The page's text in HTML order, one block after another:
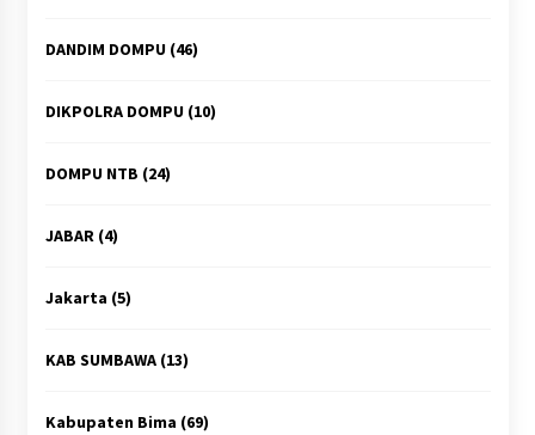
DANDIM DOMPU(46)
DIKPOLRA DOMPU(10)
DOMPU NTB (24)
JABAR(4)
Jakarta (5)
KAB SUMBAWA(13)
Kabupaten Bima (69)